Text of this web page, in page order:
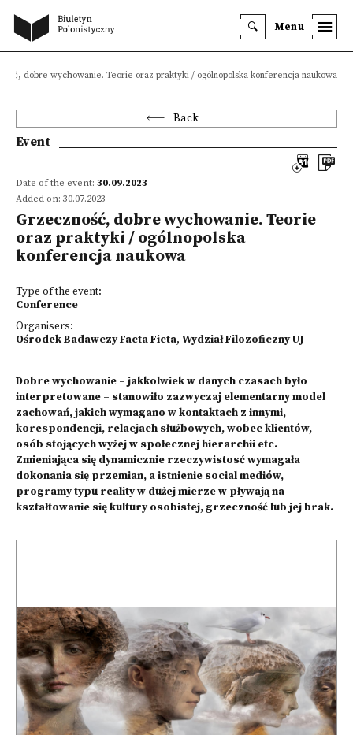
Menu
dobre wychowanie. Teorie oraz praktyki / ogólnopolska konferencja naukowa
Back
Event
Date of the event: 30.09.2023
Added on: 30.07.2023
Grzeczność, dobre wychowanie. Teorie
oraz praktyki / ogólnopolska
konferencja naukowa
Type of the event:
Conference
Organisers:
Ośrodek Badawczy Facta Ficta, Wydział Filozoficzny UJ
Dobre wychowanie – jakkolwiek w danych czasach było
interpretowane – stanowiło zazwyczaj elementarny model
zachowań, jakich wymagano w kontaktach z innymi,
korespondencji, relacjach służbowych, wobec klientów,
osób stojących wyżej w społecznej hierarchii etc.
Zmieniająca się dynamicznie rzeczywistosć wymagała
dokonania się przemian, a istnienie social mediów,
programy typu reality w dużej mierze w pływają na
kształtowanie się kultury osobistej, grzeczność lub jej brak.